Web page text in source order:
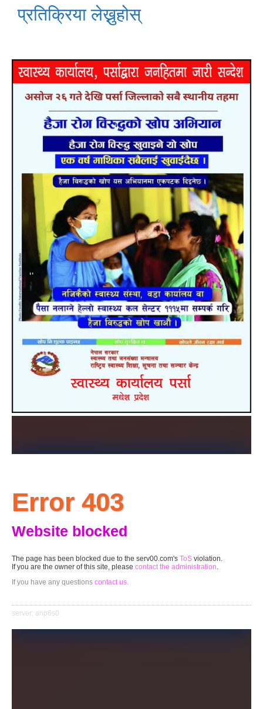
प्रतिक्रिया लेख्नुहोस्